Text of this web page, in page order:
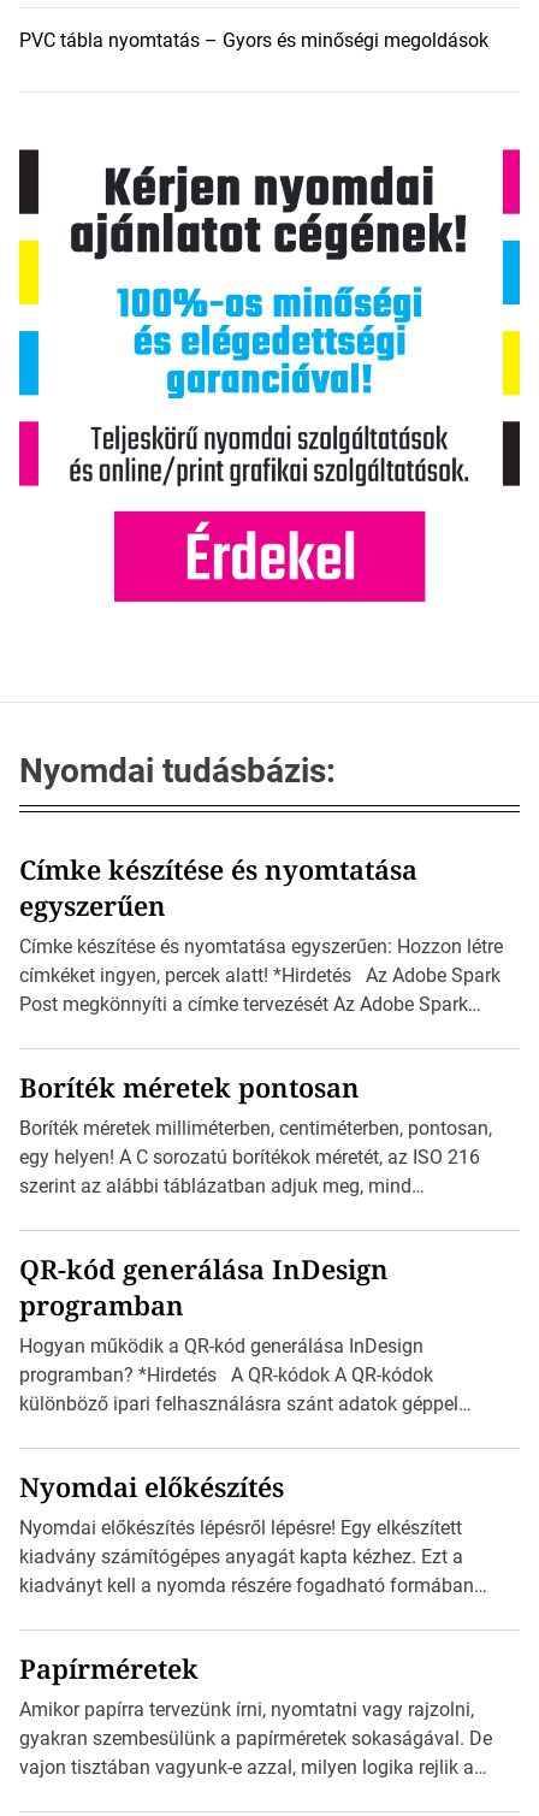
PVC tábla nyomtatás – Gyors és minőségi megoldások
Nyomdai tudásbázis:
Címke készítése és nyomtatása
egyszerűen
Címke készítése és nyomtatása egyszerűen: Hozzon létre
címkéket ingyen, percek alatt! *Hirdetés Az Adobe Spark
Post megkönnyíti a címke tervezését Az Adobe Spark
igazán foroghatnak a kreatív fogaskerekek, miközben
zajlik a saját címke készítése. Hogyan készítsünk címkét?
Válasszon méretet és alakot: Válassza ki a kívánt címke
méretét. Akár néhány […]
Boríték méretek pontosan
Boríték méretek milliméterben, centiméterben, pontosan,
egy helyen! A C sorozatú borítékok méretét, az ISO 216
szerint az alábbi táblázatban adjuk meg, mind
mutatja az A4-es papírlaphoz viszonyítva. Az amerikai és
észak-amerikai boríték méretére az ISO 216 nem
vonatkozik. Boríték méretének táblázata C0-tól […]
QR-kód generálása InDesign
programban
Hogyan működik a QR-kód generálása InDesign
programban? *Hirdetés A QR-kódok A QR-kódok
különböző ipari felhasználásra szánt adatok géppel
okostelefonjára telepíthet egy QR-kód-leolvasó
alkalmazást, ami leolvasni és dekódolni képes az URL-
információt és átirányítja a telefon böngészőjét a cég
weblapjára. A QR-kód beolvasása után a felhasználó
Nyomdai előkészítés
Nyomdai előkészítés lépésről lépésre! Egy elkészített
kiadvány számítógépes anyagát kapta kézhez. Ezt a
kiadványt kell a nyomda részére fogadható formában
Illustratorban készült vektorgrafika. *Hirdetés Minden
esetben konzultáljunk a nyomdával, mielőtt elkezdjük a
nyomdai előkészítést!Nehogy az elkészült munka után
derüljön ki, hogy valamit másképp kellett volna csinálni! […]
Papírméretek
Amikor papírra tervezünk írni, nyomtatni vagy rajzolni,
gyakran szembesülünk a papírméretek sokaságával. De
vajon tisztában vagyunk-e azzal, milyen logika rejlik a